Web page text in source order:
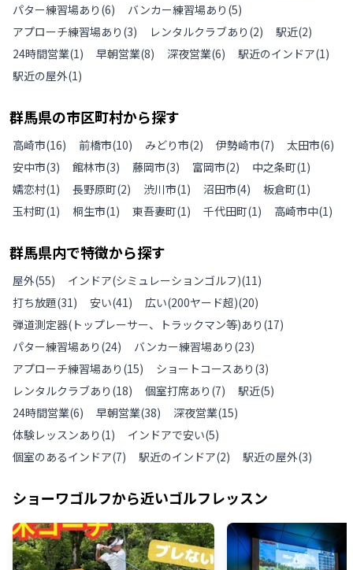
パター練習場あり (6) バンカー練習場あり (5)
アプローチ練習場あり (3) レンタルクラブあり (2) 駅近(2)
24時間営業(1) 早朝営業(8) 深夜営業(6) 駅近のインドア(1)
駅近の屋外(1)
群馬県の市区町村から探す
高崎市(16) 前橋市(10) みどり市(2) 伊勢崎市(7) 太田市(6)
安中市(3) 館林市(3) 藤岡市(3) 富岡市(2) 中之条町(1)
嬬恋村(1) 長野原町(2) 渋川市(1) 沼田市(4) 板倉町(1)
玉村町(1) 桐生市(1) 東吾妻町(1) 千代田町(1) 高崎市中(1)
群馬県内で特徴から探す
屋外(55) インドア(シミュレーションゴルフ)(11)
打ち放題(31) 安い(41) 広い(200ヤード超)(20)
弾道測定器(トップレーサー、トラックマン等)あり (17)
パター練習場あり (24) バンカー練習場あり (23)
アプローチ練習場あり (15) ショートコースあり (3)
レンタルクラブあり (18) 個室打席あり (7) 駅近(5)
24時間営業(6) 早朝営業(38) 深夜営業(15)
体験レッスンあり (1) インドアで安い(5)
個室のあるインドア(7) 駅近のインドア(2) 駅近の屋外(3)
ショーワゴルフから近いゴルフレッスン